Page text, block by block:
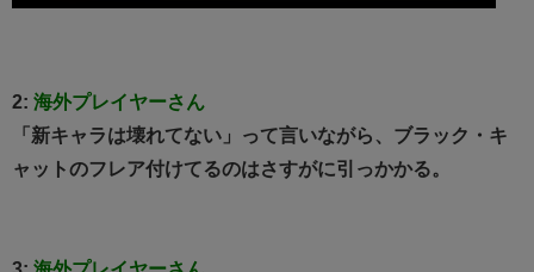
2: 海外プレイヤーさん
「新キャラは壊れてない」って言いながら、ブラック・キ
ャットのフレア付けてるのはさすがに引っかかる。
3: 海外プレイヤーさん